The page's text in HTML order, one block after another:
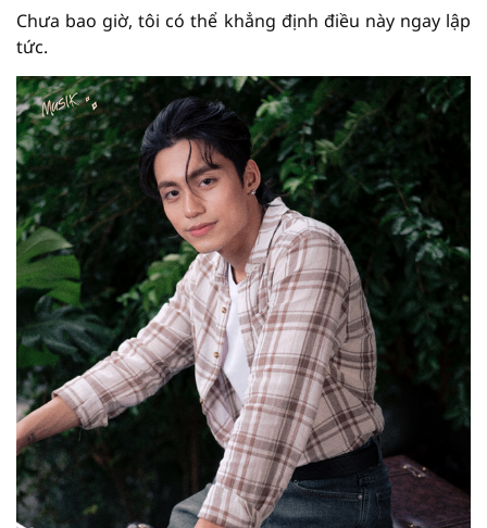
Chưa bao giờ, tôi có thể khẳng định điều này ngay lập
tức.